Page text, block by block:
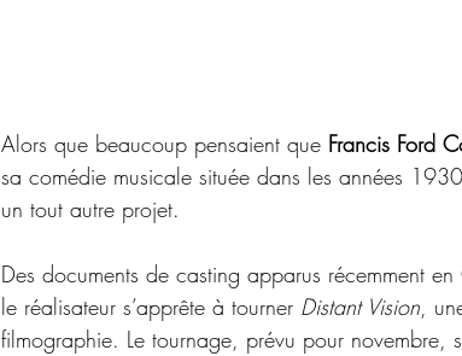
Alors que beaucoup pensaient que Francis Ford
sa comédie musicale située dans les années
un tout autre projet.
Des documents de casting apparus récemment
le réalisateur s’apprête à tourner Distant Vision,
filmographie. Le tournage, prévu pour novembre,